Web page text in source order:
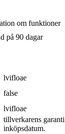
om funktioner
på 90 dagar
lvifloae
false
lvifloae
tillverkarens
inköpsdatum.